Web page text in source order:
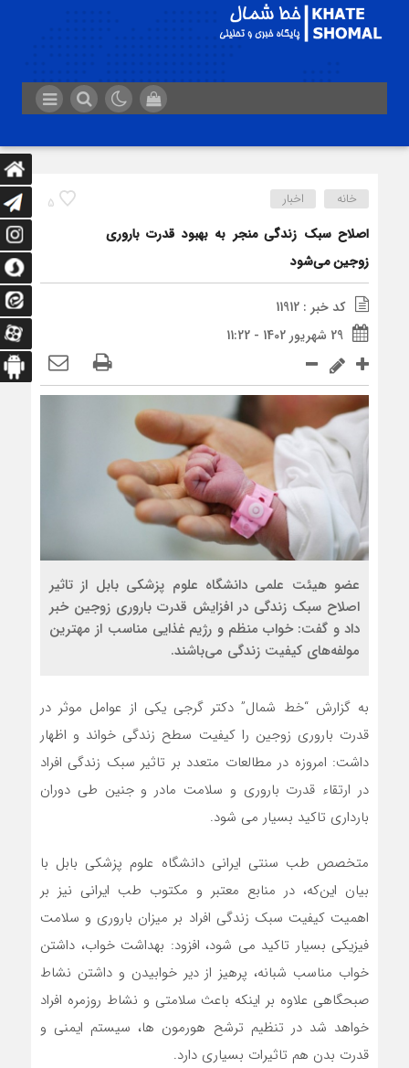
5 خانه اخبار
اصلاح سبک زندگی منجر به بهبود قدرت باروری
زوجین می‌شود
کد خبر : 11912
29 شهریور 1402 - 11:22
عضو هیئت علمی دانشگاه علوم پزشکی بابل از تاثیر
اصلاح سبک زندگی در افزایش قدرت باروری زوجین خبر
داد و گفت: خواب منظم و رژیم غذایی مناسب از مهترین
مولفه‌های کیفیت زندگی می‌باشند.
به گزارش “خط شمال” دکتر گرجی یکی از عوامل موثر در
قدرت باروری زوجین را کیفیت سطح زندگی خواند و اظهار
داشت: امروزه در مطالعات متعدد بر تاثیر سبک زندگی افراد
در ارتقاء قدرت باروری و سلامت مادر و جنین طی دوران
بارداری تاکید بسیار می شود.
متخصص طب سنتی ایرانی دانشگاه علوم پزشکی بابل با
بیان این‌که، در منابع معتبر و مکتوب طب ایرانی نیز بر
اهمیت کیفیت سبک زندگی افراد بر میزان باروری و سلامت
فیزیکی بسیار تاکید می شود، افزود: بهداشت خواب، داشتن
خواب مناسب شبانه، پرهیز از دیر خوابیدن و داشتن نشاط
صبحگاهی علاوه بر اینکه باعث سلامتی و نشاط روزمره افراد
خواهد شد در تنظیم ترشح هورمون‏‏ ها، سیستم ایمنی و
قدرت بدن هم تاثیرات بسیاری دارد.